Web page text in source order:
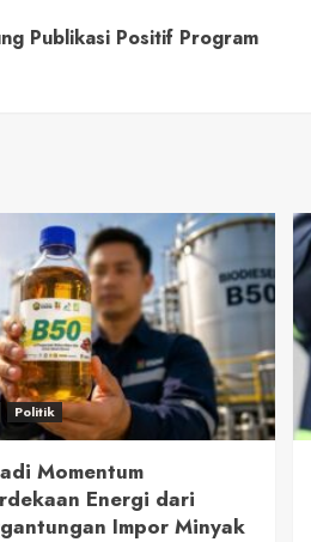
Publikasi Positif Program
Politik
Momentum
Energi dari
Impor Minyak